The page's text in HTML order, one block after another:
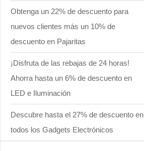
Obtenga un 22% de descuento para
nuevos clientes más un 10% de
descuento en Pajaritas
¡Disfruta de las rebajas de 24 horas!
Ahorra hasta un 6% de descuento en
LED e Iluminación
Descubre hasta el 27% de descuento en
todos los Gadgets Electrónicos